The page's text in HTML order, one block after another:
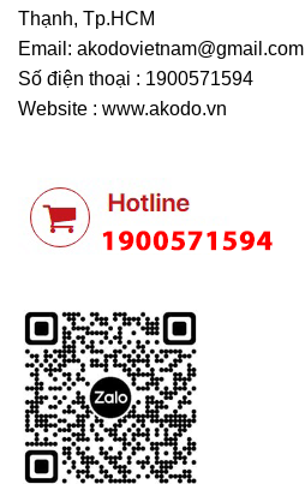
Thạnh, Tp.HCM
Email: akodovietnam@gmail.com
Số điện thoại : 1900571594
Website : www.akodo.vn